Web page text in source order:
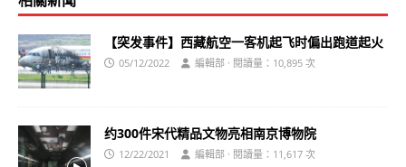
【突发事件】西藏航空一客机起飞时偏出跑道起火
05/12/2022 編輯部 · 閱讀量：10,895 次
约300件宋代精品文物亮相南京博物院
12/22/2021 編輯部 · 閱讀量：11,617 次